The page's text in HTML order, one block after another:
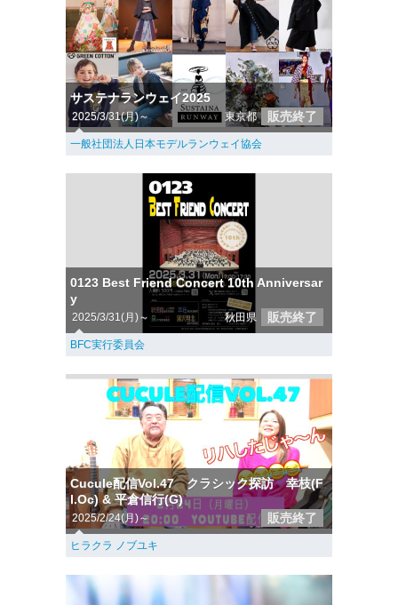
サステナランウェイ2025
2025/3/31(月)～ 東京都 販売終了
一般社団法人日本モデルランウェイ協会
0123 Best Friend Concert 10th Anniversar
y
2025/3/31(月)～ 秋田県 販売終了
BFC実行委員会
Cucule配信Vol.47 クラシック探訪 幸枝(F
l.Oc) & 平倉信行(G)
2025/2/24(月)～ 販売終了
ヒラクラ ノブユキ